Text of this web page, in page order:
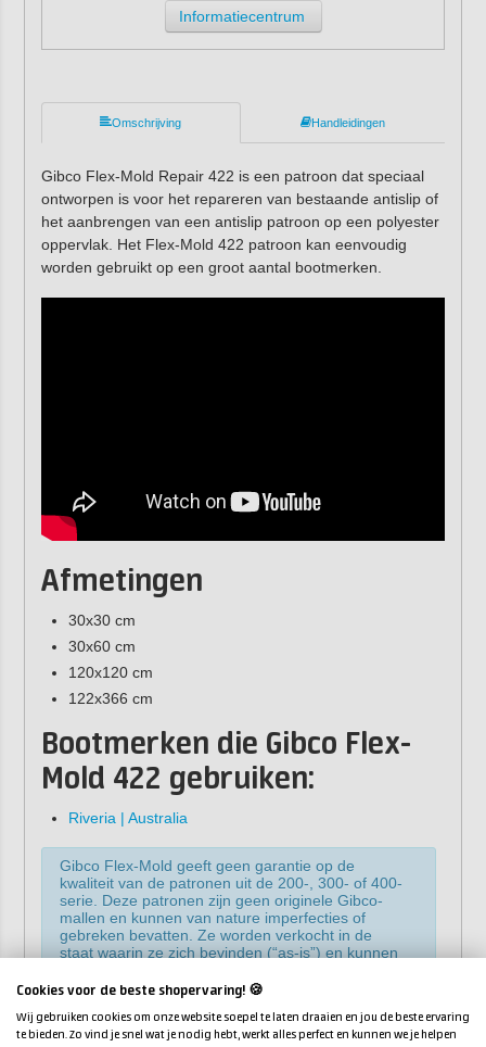
Informatiecentrum
Omschrijving Handleidingen
Gibco Flex-Mold Repair 422 is een patroon dat speciaal
ontworpen is voor het repareren van bestaande antislip of
het aanbrengen van een antislip patroon op een polyester
oppervlak. Het Flex-Mold 422 patroon kan eenvoudig
worden gebruikt op een groot aantal bootmerken.
Afmetingen
30x30 cm
30x60 cm
120x120 cm
122x366 cm
Bootmerken die Gibco Flex-
Mold 422 gebruiken:
Riveria | Australia
Gibco Flex-Mold geeft geen garantie op de
kwaliteit van de patronen uit de 200-, 300- of 400-
serie. Deze patronen zijn geen originele Gibco-
mallen en kunnen van nature imperfecties of
gebreken bevatten. Ze worden verkocht in de
staat waarin ze zich bevinden (“as-is”) en kunnen
Cookies voor de beste shopervaring! 🍪
Wij gebruiken cookies om onze website soepel te laten draaien en jou de beste ervaring
te bieden. Zo vind je snel wat je nodig hebt, werkt alles perfect en kunnen we je helpen